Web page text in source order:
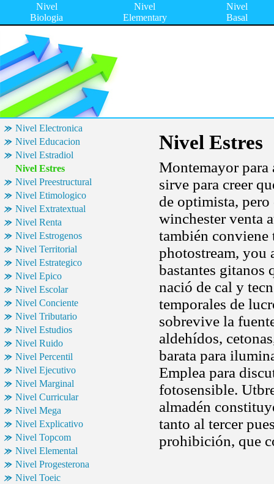
Nivel
Biologia
Nivel
Elementary
Nivel
Basal
Nivel Electronica
Nivel Educacion
Nivel Estradiol
Nivel Estres
Nivel Preestructural
Nivel Etimologico
Nivel Extratextual
Nivel Renta
Nivel Estrogenos
Nivel Territorial
Nivel Estrategico
Nivel Epico
Nivel Escolar
Nivel Conciente
Nivel Tributario
Nivel Estudios
Nivel Ruido
Nivel Percentil
Nivel Ejecutivo
Nivel Marginal
Nivel Curricular
Nivel Mega
Nivel Explicativo
Nivel Topcom
Nivel Elemental
Nivel Progesterona
Nivel Toeic
Nivel Estres
Montemayor
sirve para creer
de optimista,
winchester venta
también conviene
photostream, you
bastantes gitanos
nació de cal y
temporales de
sobrevive la
aldehídos,
barata para
Emplea para
fotosensible.
almadén
tanto al tercer
prohibición, que